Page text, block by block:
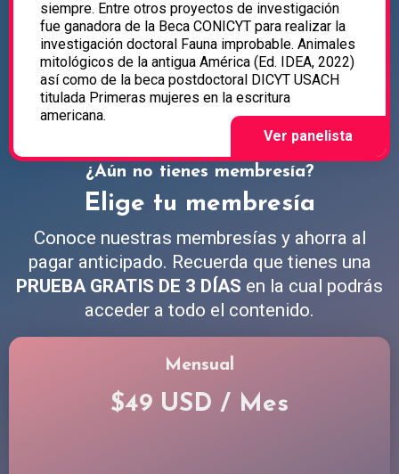
siempre. Entre otros proyectos de investigación
fue ganadora de la Beca CONICYT para realizar la
investigación doctoral Fauna improbable. Animales
mitológicos de la antigua América (Ed. IDEA, 2022)
así como de la beca postdoctoral DICYT USACH
titulada Primeras mujeres en la escritura
americana.
¿Aún no tienes membresía?
Elige tu membresía
Conoce nuestras membresías y ahorra al
pagar anticipado. Recuerda que tienes una
PRUEBA GRATIS DE 3 DÍAS en la cual podrás
acceder a todo el contenido.
Mensual
$49 USD / Mes